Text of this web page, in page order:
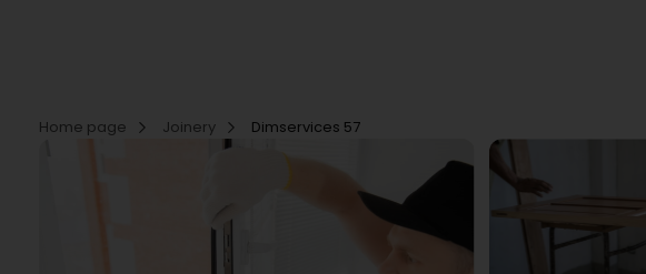
Home page
Joinery Dimservices 57